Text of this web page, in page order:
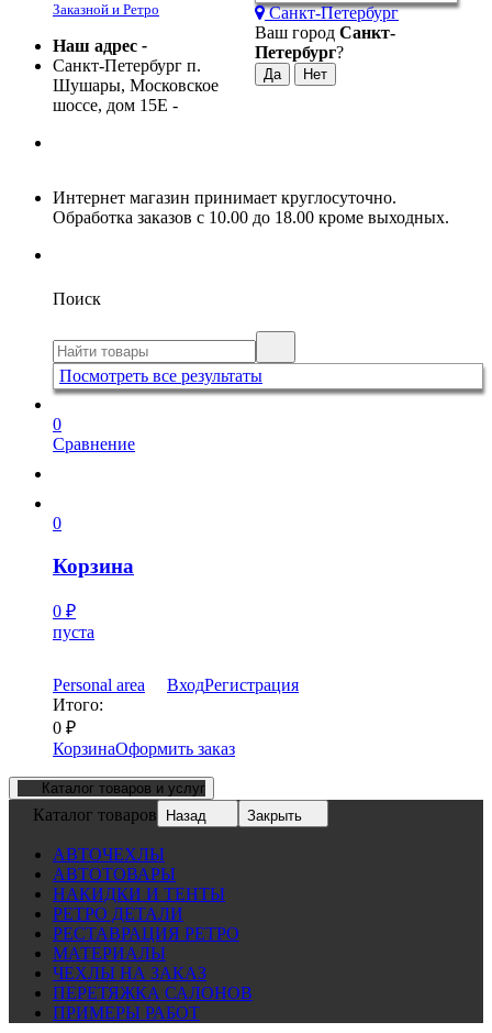
Заказной и Ретро
Наш адрес -
Санкт-Петербург п.
Шушары, Московское
шоссе, дом 15Е -
Санкт-Петербург
Ваш город Санкт-
Петербург?
Интернет магазин принимает круглосуточно.
Обработка заказов с 10.00 до 18.00 кроме выходных.
Поиск
Посмотреть все результаты
0
Сравнение
0
Корзина
0 ₽
пуста
Personal area ВходРегистрация
Итого:
0 ₽
КорзинаОформить заказ
Каталог товаров и услуг
Каталог товаров Назад Закрыть
АВТОЧЕХЛЫ
АВТОТОВАРЫ
НАКИДКИ И ТЕНТЫ
РЕТРО ДЕТАЛИ
РЕСТАВРАЦИЯ РЕТРО
МАТЕРИАЛЫ
ЧЕХЛЫ НА ЗАКАЗ
ПЕРЕТЯЖКА САЛОНОВ
ПРИМЕРЫ РАБОТ